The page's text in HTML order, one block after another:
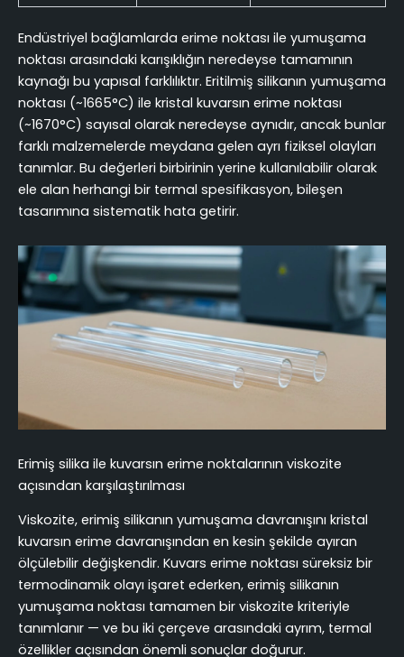
Endüstriyel bağlamlarda erime noktası ile yumuşama
noktası arasındaki karışıklığın neredeyse tamamının
kaynağı bu yapısal farklılıktır. Eritilmiş silikanın yumuşama
noktası (~1665°C) ile kristal kuvarsın erime noktası
(~1670°C) sayısal olarak neredeyse aynıdır, ancak bunlar
farklı malzemelerde meydana gelen ayrı fiziksel olayları
tanımlar. Bu değerleri birbirinin yerine kullanılabilir olarak
ele alan herhangi bir termal spesifikasyon, bileşen
tasarımına sistematik hata getirir.
Erimiş silika ile kuvarsın erime noktalarının viskozite
açısından karşılaştırılması
Viskozite, erimiş silikanın yumuşama davranışını kristal
kuvarsın erime davranışından en kesin şekilde ayıran
ölçülebilir değişkendir. Kuvars erime noktası süreksiz bir
termodinamik olayı işaret ederken, erimiş silikanın
yumuşama noktası tamamen bir viskozite kriteriyle
tanımlanır — ve bu iki çerçeve arasındaki ayrım, termal
özellikler açısından önemli sonuçlar doğurur.